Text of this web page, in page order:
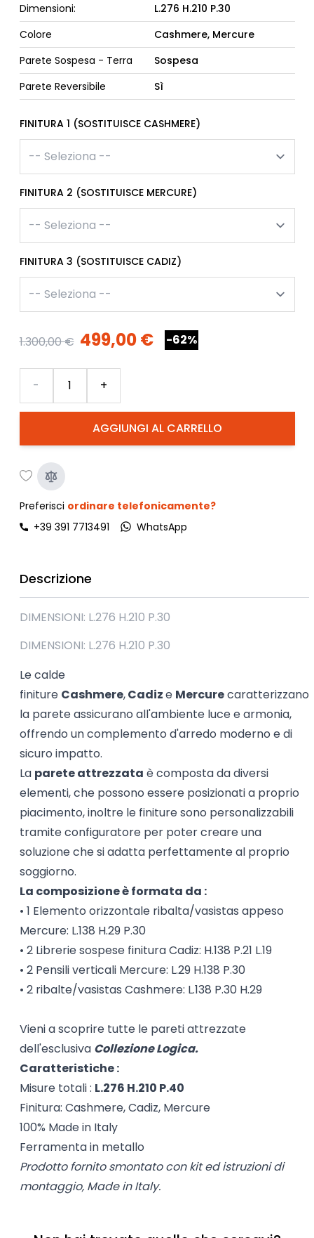
Dimensioni:
L.276 H.210 P.30
Colore
Cashmere, Mercure
Parete Sospesa - Terra
Sospesa
Parete Reversibile
Sì
FINITURA 1 (SOSTITUISCE CASHMERE)
FINITURA 2 (SOSTITUISCE MERCURE)
FINITURA 3 (SOSTITUISCE CADIZ)
1.300,00 € 499,00 € -62%
AGGIUNGI AL CARRELLO
- +
Preferisci ordinare telefonicamente?
+39 391 7713491
WhatsApp
Descrizione
DIMENSIONI: L.276 H.210 P.30
DIMENSIONI: L.276 H.210 P.30
Le calde
finiture Cashmere,Cadize Mercurecaratterizzano
la parete assicurano all'ambiente luce e armonia,
offrendo un complemento d'arredo moderno e di
sicuro impatto.
La parete attrezzata è composta da diversi
elementi, che possono essere posizionati a proprio
piacimento, inoltre le finiture sono personalizzabili
tramite configuratore per poter creare una
soluzione che si adatta perfettamente al proprio
soggiorno.
La composizione è formata da :
• 1 Elemento orizzontale ribalta/vasistas appeso
Mercure: L.138 H.29 P.30
• 2 Librerie sospese finitura Cadiz: H.138 P.21 L.19
• 2 Pensili verticali Mercure: L.29 H.138 P.30
• 2 ribalte/vasistas Cashmere: L.138 P.30 H.29
Vieni a scoprire tutte le pareti attrezzate
dell'esclusiva Collezione Logica.
Caratteristiche :
Misure totali : L.276 H.210 P.40
Finitura: Cashmere, Cadiz, Mercure
100% Made in Italy
Ferramenta in metallo
Prodotto fornito smontato con kit ed istruzioni di
montaggio, Made in Italy.